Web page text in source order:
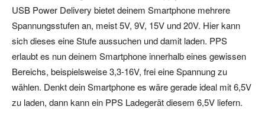
USB Power Delivery bietet deinem Smartphone mehrere
Spannungsstufen an, meist 5V, 9V, 15V und 20V. Hier kann
sich dieses eine Stufe aussuchen und damit laden. PPS
erlaubt es nun deinem Smartphone innerhalb eines gewissen
Bereichs, beispielsweise 3,3-16V, frei eine Spannung zu
wählen. Denkt dein Smartphone es wäre gerade ideal mit 6,5V
zu laden, dann kann ein PPS Ladegerät diesem 6,5V liefern.